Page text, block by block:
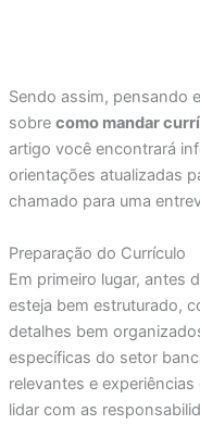
Sendo assim, pensando
sobre como mandar
artigo você encontrará
orientações atualizadas
chamado para uma
Preparação do Currículo
Em primeiro lugar, antes
esteja bem estruturado,
detalhes bem
específicas do setor
relevantes e
lidar com as